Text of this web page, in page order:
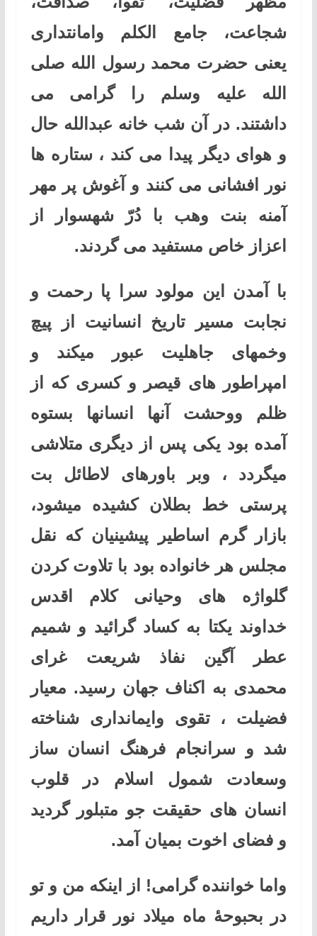
شجاعت، جامع الكلم وامانتداری
یعنی حضرت محمد رسول الله صلی
‌الله ‌عليه ‌وسلم را گرامی می
داشتند. در آن شب خانه عبدالله حال
و هوای دیگر پیدا می کند ، ستاره ها
نور افشانی می کنند و آغوش پر مهر
آمنه بنت وهب با دُرّ شهسوار از
اعزاز خاص مستفید می گردند.
با آمدن این مولود سرا پا رحمت و
نجابت مسیر تاریخ انسانیت از پیچ
وخمهای جاهلیت عبور میکند و
امپراطور های قیصر و کسری که از
ظلم ووحشت آنها انسانها بستوه
آمده بود یکی پس از دیگری متلاشی
میگردد ، وبر باورهای لاطائل بت
پرستی خط بطلان کشیده میشود،
بازار گرم اساطیر پیشینیان که نقل
مجلس هر خانواده بود با تلاوت کردن
گلواژه های وحیانی کلام اقدس
خداوند یکتا به کساد گرائید و شمیم
عطر آگین نفاذ شریعت غرای
محمدی به اکناف جهان رسید. معیار
فضیلت ، تقوی وایمانداری شناخته
شد و سرانجام فرهنگ انسان ساز
وسعادت شمول اسلام در قلوب
انسان های حقیقت جو متبلور گردید
و فضای اخوت بمیان آمد.
واما خواننده گرامی! از اینکه من و تو
در بحبوحۀ ماه میلاد نور قرار داریم